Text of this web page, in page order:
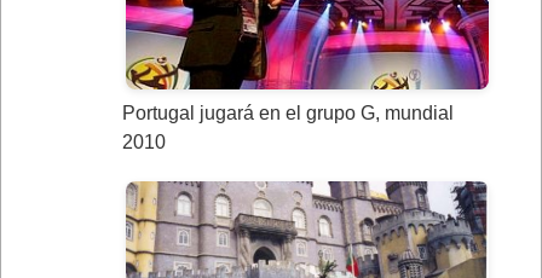
Portugal jugará en el grupo G, mundial
2010